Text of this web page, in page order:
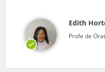
Edith
Profe de